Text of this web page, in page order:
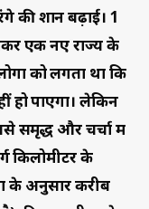
की शान बढ़ाई। 1
एक नए राज्य के
को लगता था कि
हो पाएगा। लेकिन
समृद्ध और चर्चा में
किलोमीटर के
के अनुसार करीब